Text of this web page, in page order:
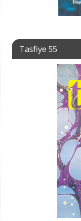
Tasfiye 55